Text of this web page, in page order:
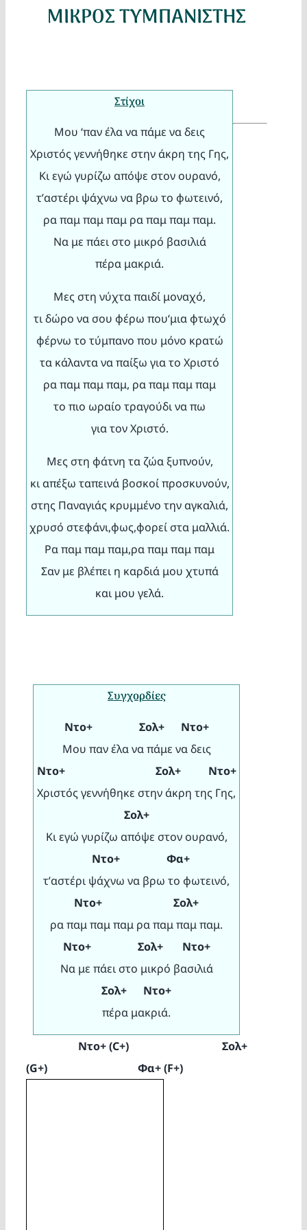
ΜΙΚΡΟΣ ΤΥΜΠΑΝΙΣΤΗΣ
Στίχοι
Μου ‘παν έλα να πάμε να δεις
Χριστός γεννήθηκε στην άκρη της Γης,
Κι εγώ γυρίζω απόψε στον ουρανό,
τ’αστέρι ψάχνω να βρω το φωτεινό,
ρα παμ παμ παμ ρα παμ παμ παμ.
Να με πάει στο μικρό βασιλιά
πέρα μακριά.
Μες στη νύχτα παιδί μοναχό,
τι δώρο να σου φέρω που‘μια φτωχό
φέρνω το τύμπανο που μόνο κρατώ
τα κάλαντα να παίξω για το Χριστό
ρα παμ παμ παμ, ρα παμ παμ παμ
το πιο ωραίο τραγούδι να πω
για τον Χριστό.
Μες στη φάτνη τα ζώα ξυπνούν,
κι απέξω ταπεινά βοσκοί προσκυνούν,
στης Παναγιάς κρυμμένο την αγκαλιά,
χρυσό στεφάνι,φως,φορεί στα μαλλιά.
Ρα παμ παμ παμ,ρα παμ παμ παμ
Σαν με βλέπει η καρδιά μου χτυπά
και μου γελά.
Συγχορδίες
Ντο+ Σολ+ Ντο+
Μου παν έλα να πάμε να δεις
Ντο+ Σολ+ Ντο+
Χριστός γεννήθηκε στην άκρη της Γης,
Σολ+
Κι εγώ γυρίζω απόψε στον ουρανό,
Ντο+ Φα+
τ’αστέρι ψάχνω να βρω το φωτεινό,
Ντο+ Σολ+
ρα παμ παμ παμ ρα παμ παμ παμ.
Ντο+ Σολ+ Ντο+
Να με πάει στο μικρό βασιλιά
Σολ+ Ντο+
πέρα μακριά.
Ντο+(C+)
Σολ+
(G+)
Φα+ (F+)